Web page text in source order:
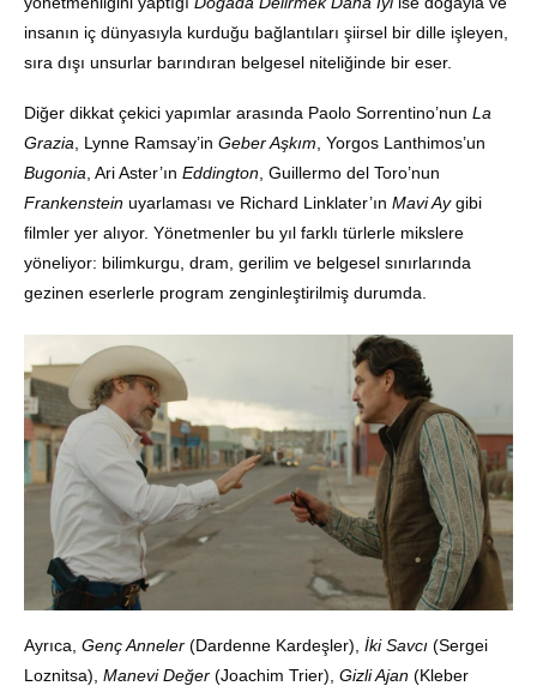
insanın iç dünyasıyla kurduğu bağlantıları şiirsel bir dille işleyen,
sıra dışı unsurlar barındıran belgesel niteliğinde bir eser.
Diğer dikkat çekici yapımlar arasında Paolo Sorrentino’nun La
Grazia , Lynne Ramsay’in Geber Aşkım , Yorgos Lanthimos’un
Bugonia , Ari Aster’ın Eddington , Guillermo del Toro’nun
Frankenstein uyarlaması ve Richard Linklater’ın Mavi Aygibi
filmler yer alıyor. Yönetmenler bu yıl farklı türlerle mikslere
yöneliyor: bilimkurgu, dram, gerilim ve belgesel sınırlarında
gezinen eserlerle program zenginleştirilmiş durumda.
Ayrıca, Genç Anneler (Dardenne Kardeşler), İki Savcı (Sergei
Loznitsa), Manevi Değer (Joachim Trier), Gizli Ajan (Kleber